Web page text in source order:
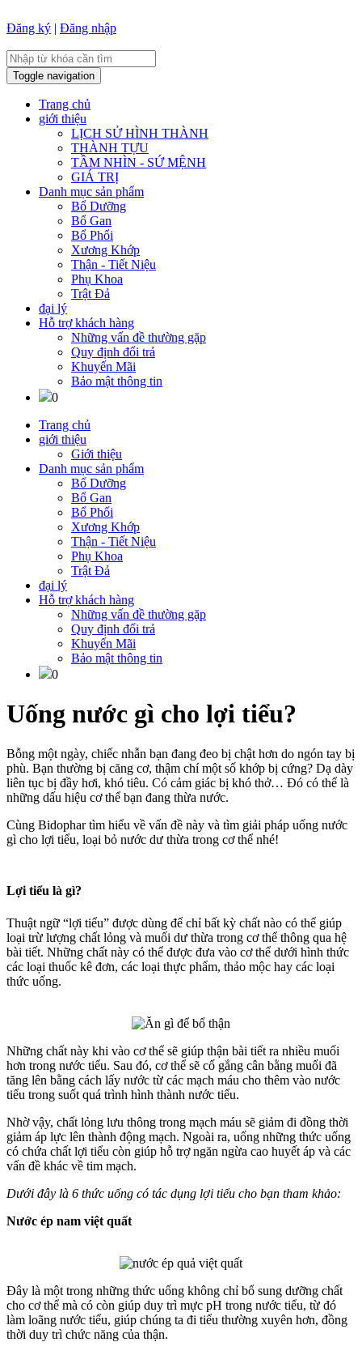
Đăng ký | Đăng nhập
Toggle navigation
Trang chủ
giới thiệu
LỊCH SỬ HÌNH THÀNH
THÀNH TỰU
TẦM NHÌN - SỨ MỆNH
GIÁ TRỊ
Danh mục sản phẩm
Bổ Dưỡng
Bổ Gan
Bổ Phổi
Xương Khớp
Thận - Tiết Niệu
Phụ Khoa
Trật Đả
đại lý
Hỗ trợ khách hàng
Những vấn đề thường gặp
Quy định đổi trả
Khuyến Mãi
Bảo mật thông tin
0
Trang chủ
giới thiệu
Giới thiệu
Danh mục sản phẩm
Bổ Dưỡng
Bổ Gan
Bổ Phổi
Xương Khớp
Thận - Tiết Niệu
Phụ Khoa
Trật Đả
đại lý
Hỗ trợ khách hàng
Những vấn đề thường gặp
Quy định đổi trả
Khuyến Mãi
Bảo mật thông tin
0
Uống nước gì cho lợi tiểu?
Bỗng một ngày, chiếc nhẫn bạn đang đeo bị chật hơn do ngón tay bị
phù. Bạn thường bị căng cơ, thậm chí một số khớp bị cứng? Dạ dày
liên tục bị đầy hơi, khó tiêu. Có cảm giác bị khó thở… Đó có thể là
những dấu hiệu cơ thể bạn đang thừa nước.
Cùng Bidophar tìm hiểu về vấn đề này và tìm giải pháp uống nước
gì cho lợi tiểu, loại bỏ nước dư thừa trong cơ thể nhé!
Lợi tiểu là gì?
Thuật ngữ “lợi tiểu” được dùng để chỉ bất kỳ chất nào có thể giúp
loại trừ lượng chất lỏng và muối dư thừa trong cơ thể thông qua hệ
bài tiết. Những chất này có thể được đưa vào cơ thể dưới hình thức
các loại thuốc kê đơn, các loại thực phẩm, thảo mộc hay các loại
thức uống.
Những chất này khi vào cơ thể sẽ giúp thận bài tiết ra nhiều muối
hơn trong nước tiểu. Sau đó, cơ thể sẽ cố gắng cân bằng muối đã
tăng lên bằng cách lấy nước từ các mạch máu cho thêm vào nước
tiểu trong suốt quá trình hình thành nước tiểu.
Nhờ vậy, chất lỏng lưu thông trong mạch máu sẽ giảm đi đồng thời
giảm áp lực lên thành động mạch. Ngoài ra, uống những thức uống
có chứa chất lợi tiểu còn giúp hỗ trợ ngăn ngừa cao huyết áp và các
vấn đề khác về tim mạch.
Dưới đây là 6 thức uống có tác dụng lợi tiểu cho bạn tham khảo:
Nước ép nam việt quất
Đây là một trong những thức uống không chỉ bổ sung dưỡng chất
cho cơ thể mà có còn giúp duy trì mực pH trong nước tiểu, từ đó
làm loãng nước tiểu, giúp chúng ta đi tiểu thường xuyên hơn, đồng
thời duy trì chức năng của thận.